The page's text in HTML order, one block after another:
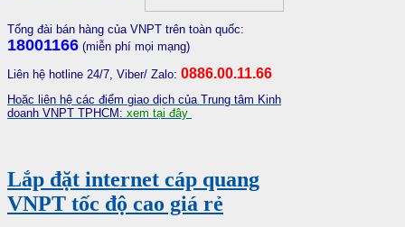
Tổng đài bán hàng của VNPT trên toàn quốc:
18001166 (miễn phí mọi mạng)
Liên hệ hotline 24/7, Viber/ Zalo: 0886.00.11.66
Hoặc liên hệ các điểm giao dịch của Trung tâm Kinh
doanh VNPT TPHCM: xem tại đây
Lắp đặt internet cáp quang
VNPT tốc độ cao giá rẻ